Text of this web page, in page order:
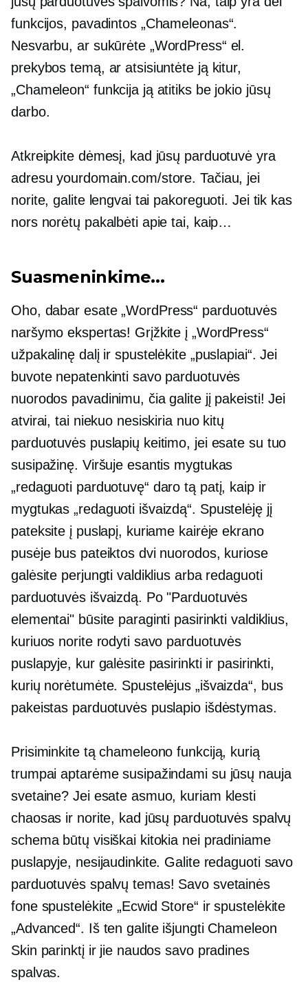
funkcijos, pavadintos „Chameleonas“.
Nesvarbu, ar sukūrėte „WordPress“ el.
prekybos temą, ar atsisiuntėte ją kitur,
„Chameleon“ funkcija ją atitiks be jokio jūsų
darbo.
Atkreipkite dėmesį, kad jūsų parduotuvė yra
adresu yourdomain.com/store. Tačiau, jei
norite, galite lengvai tai pakoreguoti. Jei tik kas
nors norėtų pakalbėti apie tai, kaip…
Suasmeninkime...
Oho, dabar esate „WordPress“ parduotuvės
naršymo ekspertas! Grįžkite į „WordPress“
užpakalinę dalį ir spustelėkite „puslapiai“. Jei
buvote nepatenkinti savo parduotuvės
nuorodos pavadinimu, čia galite jį pakeisti! Jei
atvirai, tai niekuo nesiskiria nuo kitų
parduotuvės puslapių keitimo, jei esate su tuo
susipažinę. Viršuje esantis mygtukas
„redaguoti parduotuvę“ daro tą patį, kaip ir
mygtukas „redaguoti išvaizdą“. Spustelėję jį
pateksite į puslapį, kuriame kairėje ekrano
pusėje bus pateiktos dvi nuorodos, kuriose
galėsite perjungti valdiklius arba redaguoti
parduotuvės išvaizdą. Po "Parduotuvės
elementai" būsite paraginti pasirinkti valdiklius,
kuriuos norite rodyti savo parduotuvės
puslapyje, kur galėsite pasirinkti ir pasirinkti,
kurių norėtumėte. Spustelėjus „išvaizda“, bus
pakeistas parduotuvės puslapio išdėstymas.
Prisiminkite tą chameleono funkciją, kurią
trumpai aptarėme susipažindami su jūsų nauja
svetaine? Jei esate asmuo, kuriam klesti
chaosas ir norite, kad jūsų parduotuvės spalvų
schema būtų visiškai kitokia nei pradiniame
puslapyje, nesijaudinkite. Galite redaguoti savo
parduotuvės spalvų temas! Savo svetainės
fone spustelėkite „Ecwid Store“ ir spustelėkite
„Advanced“. Iš ten galite išjungti Chameleon
Skin parinktį ir jie naudos savo pradines
spalvas.